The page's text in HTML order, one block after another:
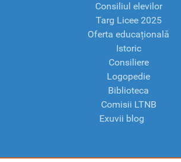
Consiliul elevilor
Targ Licee 2025
Oferta educațională
Istoric
Consiliere
Logopedie
Biblioteca
Comisii LTNB
Exuvii blog